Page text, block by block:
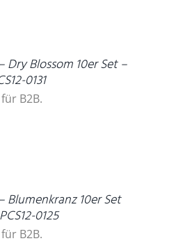
Dry Blossom 10er Set –
0131
B2B.
Blumenkranz 10er Set
0125
B2B.